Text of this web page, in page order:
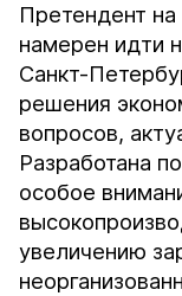
Претендент на
намерен идти
Санкт-
решения
вопросов,
Разработана
особое
увеличению